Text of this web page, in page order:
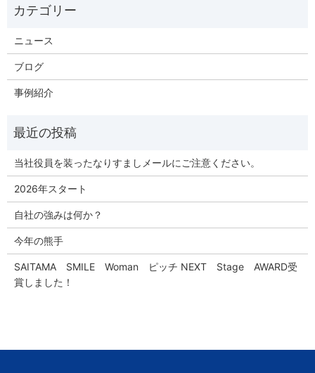
ニュース
ブログ
事例紹介
当社役員を装ったなりすましメールにご注意ください。
2026年スタート
自社の強みは何か？
今年の熊手
SAITAMA SMILE Woman ピッチ NEXT Stage AWARD受
賞しました！